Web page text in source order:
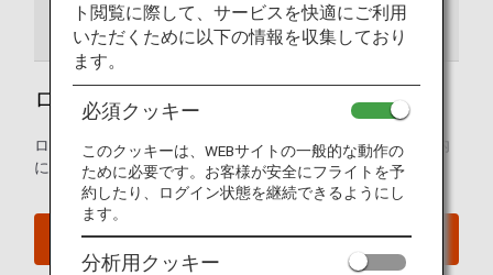
空港ガイド ご案内
ロサンゼルス国際空港ガイド
ロサンゼルス国際空港の発着ターミナルマップおよび空港内
に関するその他の情報
ロサンゼルス国際空港ウェブサイト
ト閲覧に際して、サービスを快適にご利用
いただくために以下の情報を収集しており
ます。
必須クッキー
このクッキーは、WEBサイトの一般的な動作の
ために必要です。お客様が安全にフライトを予
約したり、ログイン状態を継続できるようにし
ます。
分析用クッキー